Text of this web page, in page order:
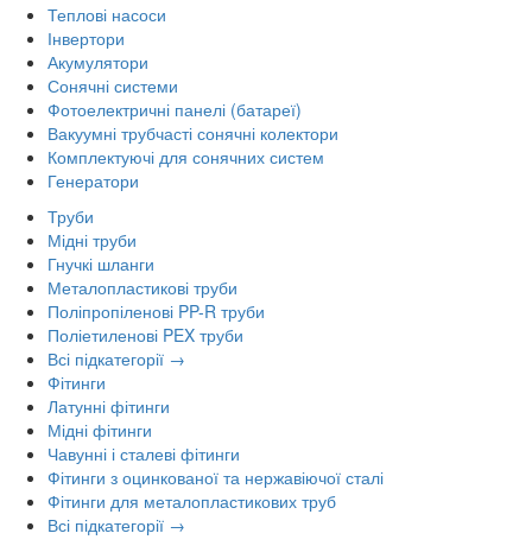
Теплові насоси
Інвертори
Акумулятори
Сонячні системи
Фотоелектричні панелі (батареї)
Вакуумні трубчасті сонячні колектори
Комплектуючі для сонячних систем
Генератори
Труби
Мідні труби
Гнучкі шланги
Металопластикові труби
Поліпропіленові PP-R труби
Поліетиленові PEX труби
Всі підкатегорії →
Фітинги
Латунні фітинги
Мідні фітинги
Чавунні і сталеві фітинги
Фітинги з оцинкованої та нержавіючої сталі
Фітинги для металопластикових труб
Всі підкатегорії →